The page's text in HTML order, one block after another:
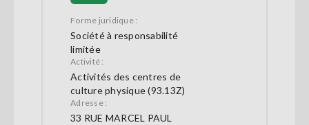
Forme juridique :
Société à responsabilité
limitée
Activité :
Activités des centres de
culture physique (93.13Z)
Adresse :
33 RUE MARCEL PAUL